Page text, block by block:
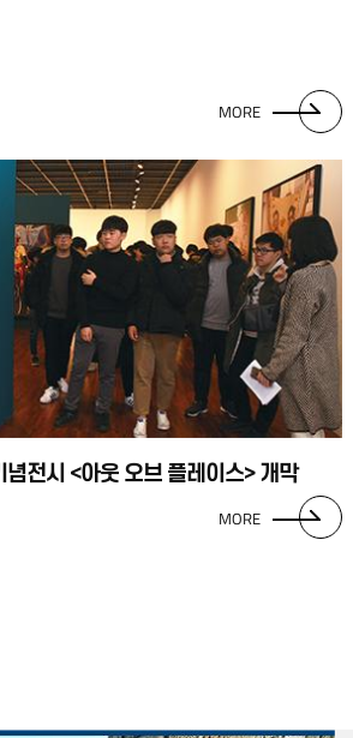
MORE
전시 <아웃 오브 플레이스> 개막
MORE